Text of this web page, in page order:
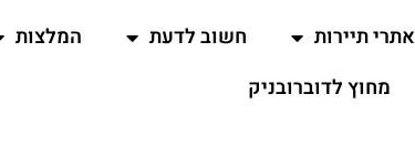
אתרי תיירות חשוב לדעת המלצות
מחוץ לדוברובניק